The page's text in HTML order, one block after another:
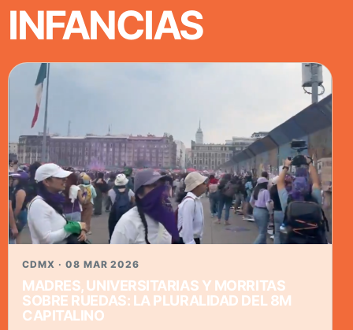
INFANCIAS
CDMX · 08 MAR 2026
MADRES, UNIVERSITARIAS Y MORRITAS
SOBRE RUEDAS: LA PLURALIDAD DEL 8M
CAPITALINO